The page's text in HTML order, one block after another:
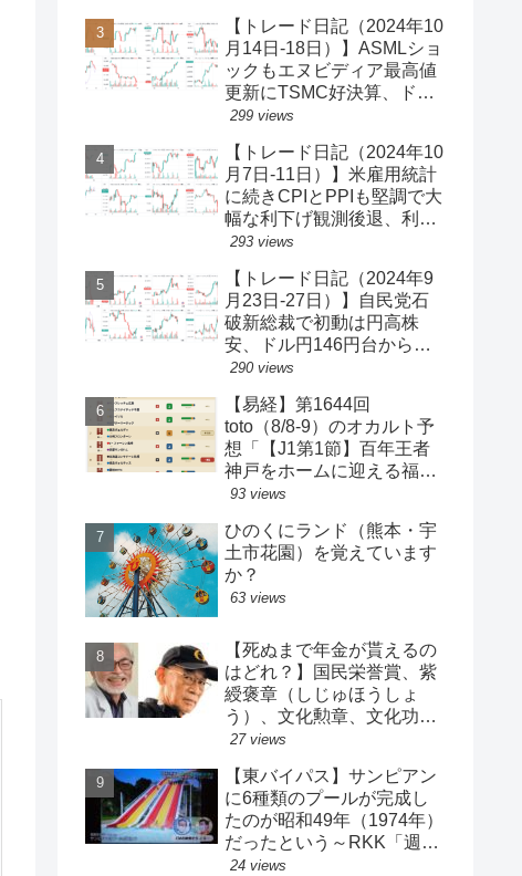
【トレード日記（2024年10
月14日-18日）】ASMLショ
ックもエヌビディア最高値
更新にTSMC好決算、ドル
円一時150円台、円安株高
340】
299 views
【トレード日記（2024年10
月7日-11日）】米雇用統計
に続きCPIとPPIも堅調で大
幅な利下げ観測後退、利回
り上昇・ドル買い、ダウと
円149円台【ゆるゆる投機
339】
293 views
【トレード日記（2024年9
月23日-27日）】自民党石
破新総裁で初動は円高株
安、ドル円146円台から一
気に142円台へ【ゆるゆる
290 views
【易経】第1644回
toto（8/8-9）のオカルト予
想「【J1第1節】百年王者
神戸をホームに迎える福岡
がまさかの…？！【J2第1
ルサ安部は？」
93 views
ひのくにランド（熊本・宇
土市花園）を覚えています
か？
63 views
【死ぬまで年金が貰えるの
はどれ？】国民栄誉賞、紫
綬褒章（しじゅほうしょ
う）、文化勲章、文化功労
者、芸術選奨…など【日本
27 views
【東バイパス】サンピアン
に6種類のプールが完成し
たのが昭和49年（1974年）
だったという～RKK「週刊
山崎くん」より
24 views